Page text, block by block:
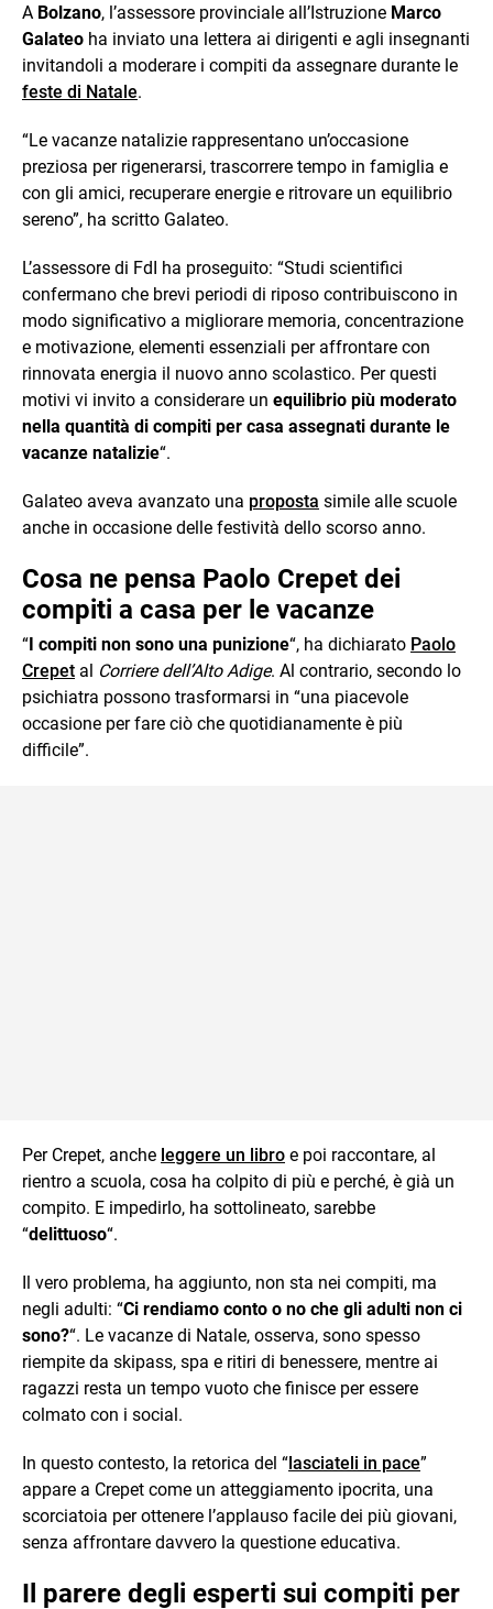
A Bolzano, l’assessore provinciale all’Istruzione Marco
Galateo ha inviato una lettera ai dirigenti e agli insegnanti
invitandoli a moderare i compiti da assegnare durante le
feste di Natale.
“Le vacanze natalizie rappresentano un’occasione
preziosa per rigenerarsi, trascorrere tempo in famiglia e
con gli amici, recuperare energie e ritrovare un equilibrio
sereno”, ha scritto Galateo.
L’assessore di FdI ha proseguito: “Studi scientifici
confermano che brevi periodi di riposo contribuiscono in
modo significativo a migliorare memoria, concentrazione
e motivazione, elementi essenziali per affrontare con
rinnovata energia il nuovo anno scolastico. Per questi
motivi vi invito a considerare un equilibrio più moderato
nella quantità di compiti per casa assegnati durante le
vacanze natalizie“.
Galateo aveva avanzato una proposta simile alle scuole
anche in occasione delle festività dello scorso anno.
Cosa ne pensa Paolo Crepet dei
compiti a casa per le vacanze
“I compiti non sono una punizione“, ha dichiarato Paolo
Crepet al Corriere dell’Alto Adige. Al contrario, secondo lo
psichiatra possono trasformarsi in “una piacevole
occasione per fare ciò che quotidianamente è più
difficile”.
Per Crepet, anche leggere un libro e poi raccontare, al
rientro a scuola, cosa ha colpito di più e perché, è già un
compito. E impedirlo, ha sottolineato, sarebbe
“delittuoso“.
Il vero problema, ha aggiunto, non sta nei compiti, ma
negli adulti: “Ci rendiamo conto o no che gli adulti non ci
sono?“. Le vacanze di Natale, osserva, sono spesso
riempite da skipass, spa e ritiri di benessere, mentre ai
ragazzi resta un tempo vuoto che finisce per essere
colmato con i social.
In questo contesto, la retorica del “lasciateli in pace”
appare a Crepet come un atteggiamento ipocrita, una
scorciatoia per ottenere l’applauso facile dei più giovani,
senza affrontare davvero la questione educativa.
Il parere degli esperti sui compiti per